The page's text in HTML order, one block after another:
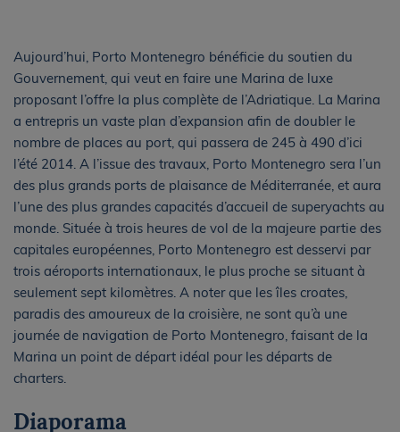
Aujourd’hui, Porto Montenegro bénéficie du soutien du
Gouvernement, qui veut en faire une Marina de luxe
proposant l’offre la plus complète de l’Adriatique. La Marina
a entrepris un vaste plan d’expansion afin de doubler le
nombre de places au port, qui passera de 245 à 490 d’ici
l’été 2014. A l’issue des travaux, Porto Montenegro sera l’un
des plus grands ports de plaisance de Méditerranée, et aura
l’une des plus grandes capacités d’accueil de superyachts au
monde. Située à trois heures de vol de la majeure partie des
capitales européennes, Porto Montenegro est desservi par
trois aéroports internationaux, le plus proche se situant à
seulement sept kilomètres. A noter que les îles croates,
paradis des amoureux de la croisière, ne sont qu’à une
journée de navigation de Porto Montenegro, faisant de la
Marina un point de départ idéal pour les départs de
charters.
Diaporama